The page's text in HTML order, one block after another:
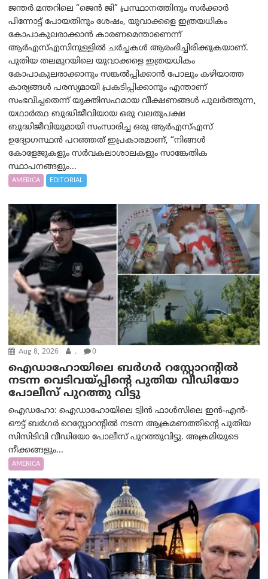
ജന്തർ മന്തറിലെ “ജെൻ ജി” പ്രസ്ഥാനത്തിനും സർക്കാർ
പിന്നോട്ട് പോയതിനും ശേഷം, യുവാക്കളെ ഇത്രയധികം
കോപാകുലരാക്കാൻ കാരണമെന്താണെന്ന്
ആർ‌എസ്‌എസിനുള്ളിൽ ചർച്ചകൾ ആരംഭിച്ചിരിക്കുകയാണ്.
പുതിയ തലമുറയിലെ യുവാക്കളെ ഇത്രയധികം
കോപാകുലരാക്കാനും സങ്കൽപ്പിക്കാൻ പോലും കഴിയാത്ത
കാര്യങ്ങൾ പരസ്യമായി പ്രകടിപ്പിക്കാനും എന്താണ്
സംഭവിച്ചതെന്ന് യുക്തിസഹമായ വീക്ഷണങ്ങൾ പുലർത്തുന്ന,
യഥാർത്ഥ ബുദ്ധിജീവിയായ ഒരു വലതുപക്ഷ
ബുദ്ധിജീവിയുമായി സംസാരിച്ച ഒരു ആർ‌എസ്‌എസ്
ഉദ്യോഗസ്ഥൻ പറഞ്ഞത് ഇപ്രകാരമാണ്, “നിങ്ങൾ
കോളേജുകളും സർവകലാശാലകളും സാങ്കേതിക
സ്ഥാപനങ്ങളും...
AMERICA EDITORIAL
Aug 8, 2026 . 0
ഐഡാഹോയിലെ ബർഗർ റസ്റ്റോറന്റിൽ
നടന്ന വെടിവയ്പ്പിന്റെ പുതിയ വീഡിയോ
പോലീസ് പുറത്തു വിട്ടു
ഐഡഹോ: ഐഡാഹോയിലെ ട്വിൻ ഫാൾസിലെ ഇൻ-എൻ-
ഔട്ട് ബർഗർ റെസ്റ്റോറന്റിൽ നടന്ന ആക്രമണത്തിന്റെ പുതിയ
സിസിടിവി വീഡിയോ പോലീസ് പുറത്തുവിട്ടു. അക്രമിയുടെ
നീക്കങ്ങളും...
AMERICA